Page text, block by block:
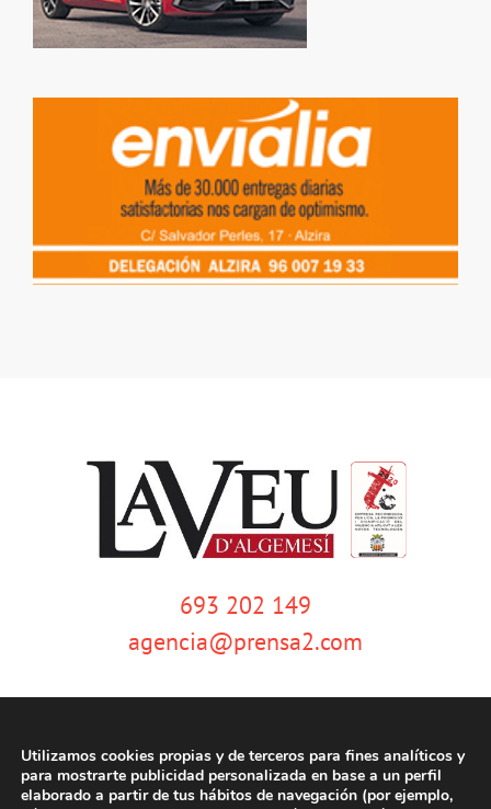
693 202 149
agencia@prensa2.com
Utilizamos cookies propias y de terceros para fines analíticos y
para mostrarte publicidad personalizada en base a un perfil
elaborado a partir de tus hábitos de navegación (por ejemplo,